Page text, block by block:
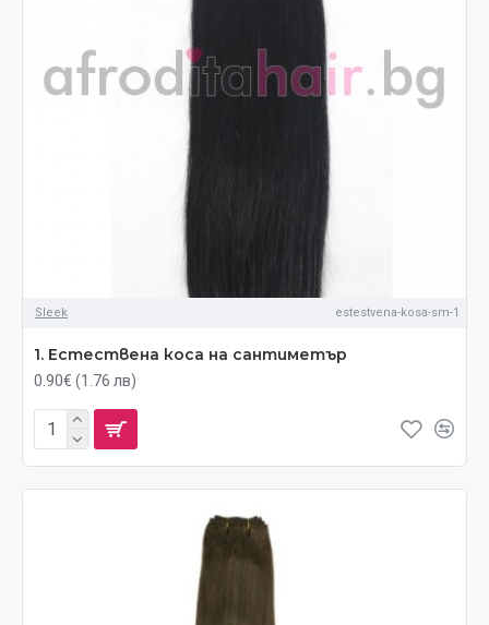
Sleek estestvena-kosa-sm-1
1. Естествена коса на сантиметър
0.90€ (1.76 лв)